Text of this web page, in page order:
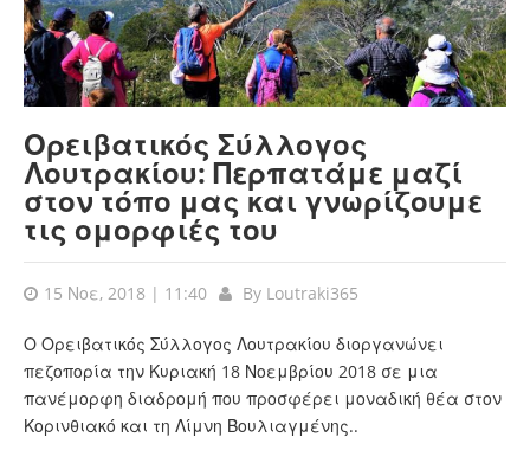
Ορειβατικός Σύλλογος
Λουτρακίου: Περπατάμε μαζί
στον τόπο μας και γνωρίζουμε
τις ομορφιές του
15 Νοε, 2018 | 11:40 By Loutraki365
Ο Ορειβατικός Σύλλογος Λουτρακίου διοργανώνει
πεζοπορία την Κυριακή 18 Νοεμβρίου 2018 σε μια
πανέμορφη διαδρομή που προσφέρει μοναδική θέα στον
Κορινθιακό και τη Λίμνη Βουλιαγμένης..